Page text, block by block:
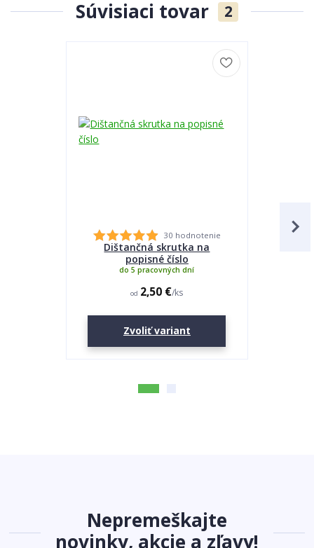
Súvisiaci tovar 2
30 hodnotenie
Dištančná skrutka na
popisné číslo
od 2,50 €/ks
do 5 pracovných dní
Zvoliť variant
Nepremeškajte
novinky, akcie a zľavy!